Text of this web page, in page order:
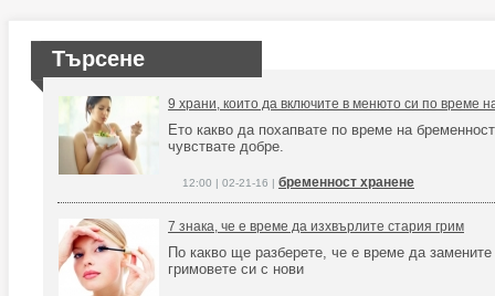
Търсене
9 храни, които да включите в менюто си по време
Ето какво да похапвате по време на
чувствате добре.
12:00 | 02-21-16 | бременност хранене
7 знака, че е време да изхвърлите стария грим
По какво ще разберете, че е време да замените
гримовете си с нови